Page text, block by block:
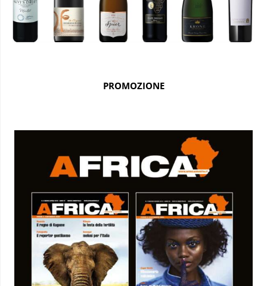
PROMOZIONE